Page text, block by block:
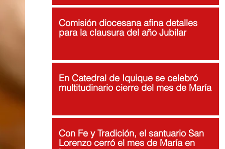
Comisión diocesana afina detalles
para la clausura del año Jubilar
En Catedral de Iquique se celebró
multitudinario cierre del mes de María
Con Fe y Tradición, el santuario San
Lorenzo cerró el mes de María en